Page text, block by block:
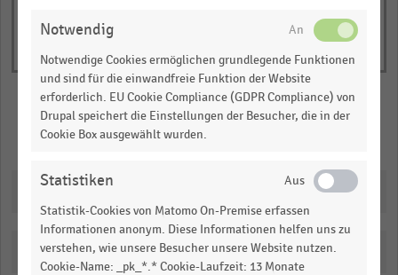
Merken
Katalogisierung
Notwendig
Notwendige Cookies ermöglichen grundlegende Funktionen
und sind für die einwandfreie Funktion der Website
erforderlich. EU Cookie Compliance (GDPR Compliance) von
Drupal speichert die Einstellungen der Besucher, die in der
Cookie Box ausgewählt wurden.
Statistiken
Statistik-Cookies von Matomo On-Premise erfassen
Informationen anonym. Diese Informationen helfen uns zu
verstehen, wie unsere Besucher unsere Website nutzen.
Cookie-Name: _pk_*.* Cookie-Laufzeit: 13 Monate